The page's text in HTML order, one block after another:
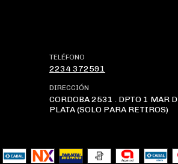
TELÉFONO
2234 372591
DIRECCIÓN
CORDOBA 2531 . DPTO 1 MAR
PLATA (SOLO PARA RETIROS)